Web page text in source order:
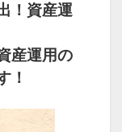
！ 資産運
産運用の
！